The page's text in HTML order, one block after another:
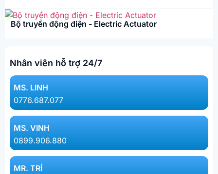
Bộ truyền động điện - Electric Actuator
Nhân viên hỗ trợ 24/7
MS. LINH​
0776.687.077​
MS. VINH
0899.906.880
MR. TRÍ